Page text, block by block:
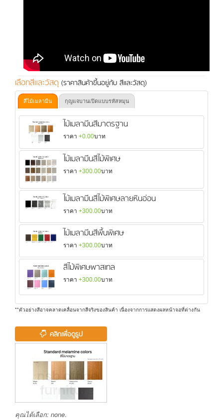
เลือกสีและวัสดุ (ราคาสินค้าขึ้นอยู่กับ สีและวัสดุ)
สีไม้เมลามีน กุญแจบานเปิดแบบรหัสหมุน
ไม้เมลามีนสีมาตรฐาน
ราคา+0.00บาท
ไม้เมลามีนสีไม้พิเศษ
ราคา+300.00บาท
ไม้เมลามีนสีไม้พิเศษลายหินอ่อน
ราคา+300.00บาท
ไม้เมลามีนสีพื้นพิเศษ
ราคา+300.00บาท
สีไม้พิเศษพาสเทล
ราคา+300.00บาท
**ตัวอย่างสีอาจคลาดเคลื่อนจากสีจริงของสินค้า เนื่องจากการแสดงผลหน้าจอที่ต่างกัน
คลิกเพื่อดูรูป
คุณได้เลือก: none.